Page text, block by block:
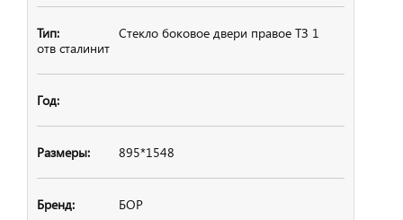
Стекло боковое двери правое ТЗ 1
отв сталинит
895*1548
БОР